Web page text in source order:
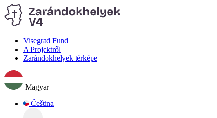
Visegrad Fund
A Projektről
Zarándokhelyek térképe
Magyar
Čeština